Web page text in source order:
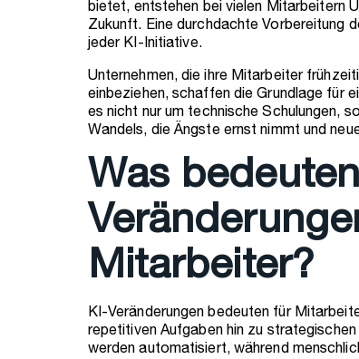
bietet, entstehen bei vielen Mitarbeitern
Zukunft. Eine durchdachte Vorbereitung
jeder KI-Initiative.
Unternehmen, die ihre Mitarbeiter
einbeziehen, schaffen die Grundlage für
es nicht nur um technische Schulungen,
Wandels, die Ängste ernst nimmt und
Was
Mitarbeiter?
KI-Veränderungen bedeuten für
repetitiven Aufgaben hin zu
werden automatisiert, während